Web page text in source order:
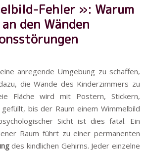
Fehler »: Warum
den Wänden
anregende Umgebung zu schaffen,
die Wände des Kinderzimmers zu
Fläche wird mit Postern, Stickern,
bis der Raum einem Wimmelbild
Sicht ist dies fatal. Ein
Raum führt zu einer permanenten
des kindlichen Gehirns. Jeder einzelne